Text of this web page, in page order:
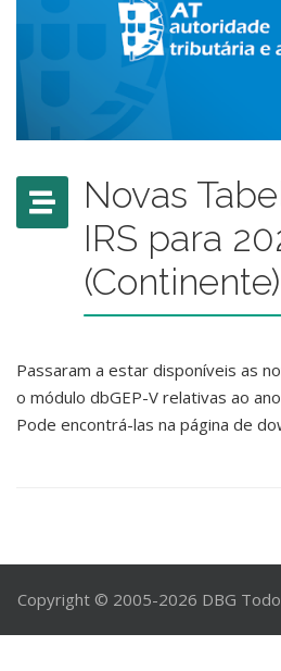
Novas
IRS para
(Continente)
Passaram a estar disponíveis as
o módulo dbGEP-V relativas ao
Pode encontrá-las na página de
Copyright © 2005-2026 DBG